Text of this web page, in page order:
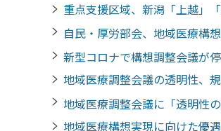
重点支援区域、新潟「上越
自民・厚労部会、地域医療
新型コロナで構想調整会議
地域医療調整会議の透明性
地域医療調整会議に「透明
地域医療構想実現に向けた